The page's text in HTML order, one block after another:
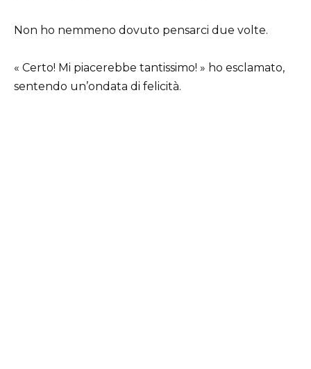
Non ho nemmeno dovuto pensarci due volte.
« Certo! Mi piacerebbe tantissimo! » ho esclamato,
sentendo un’ondata di felicità.